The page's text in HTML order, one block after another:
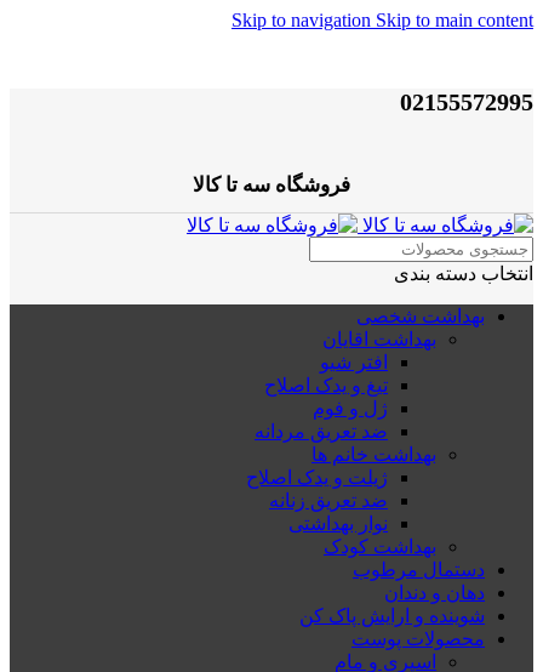
Skip to navigation Skip to main content
02155572995
فروشگاه سه تا کالا
انتخاب دسته بندی
بهداشت شخصی
بهداشت اقایان
افتر شیو
تیغ و یدک اصلاح
ژل و فوم
ضد تعریق مردانه
بهداشت خانم ها
ژیلت و یدک اصلاح
ضد تعریق زنانه
نوار بهداشتی
بهداشت کودک
دستمال مرطوب
دهان و دندان
شوینده و ارایش پاک کن
محصولات پوست
اسپری و مام